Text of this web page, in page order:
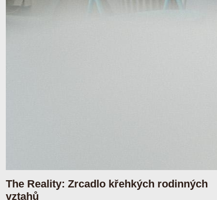
The Reality: Zrcadlo křehkých rodinných
vztahů